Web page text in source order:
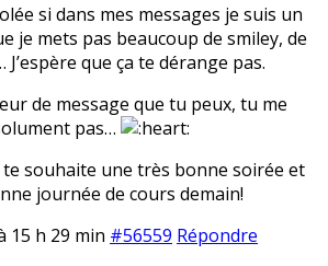
si dans mes messages je suis un
je mets pas beaucoup de smiley, de
que ça te dérange pas.
de message que tu peux, tu me
pas…
te souhaite une très bonne soirée et
journée de cours demain!
15 h 29 min #56559 Répondre